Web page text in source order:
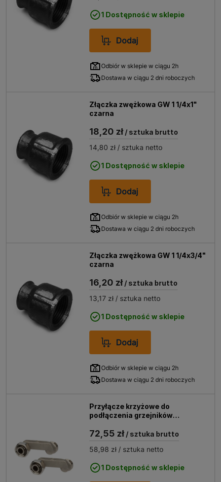
1 Dostępność w sklepie
Dodaj
Odbiór w sklepie w ciągu 2h
Dostawa w ciągu 2 dni roboczych
Złączka zwężkowa GW 1 1/4x1"
czarna
18,20 zł / sztuka brutto
14,80 zł / sztuka netto
1 Dostępność w sklepie
Dodaj
Odbiór w sklepie w ciągu 2h
Dostawa w ciągu 2 dni roboczych
Złączka zwężkowa GW 1 1/4x3/4"
czarna
16,20 zł / sztuka brutto
13,17 zł / sztuka netto
1 Dostępność w sklepie
Dodaj
Odbiór w sklepie w ciągu 2h
Dostawa w ciągu 2 dni roboczych
Przyłącze krzyżowe do
podłączenia grzejników
72,55 zł / sztuka brutto
58,98 zł / sztuka netto
1 Dostępność w sklepie